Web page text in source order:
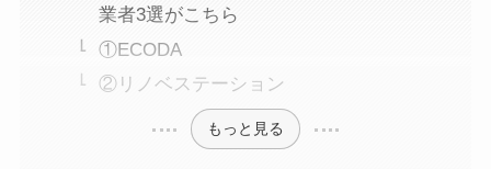
業者3選がこちら
①ECODA
②リノベステーション
もっと見る